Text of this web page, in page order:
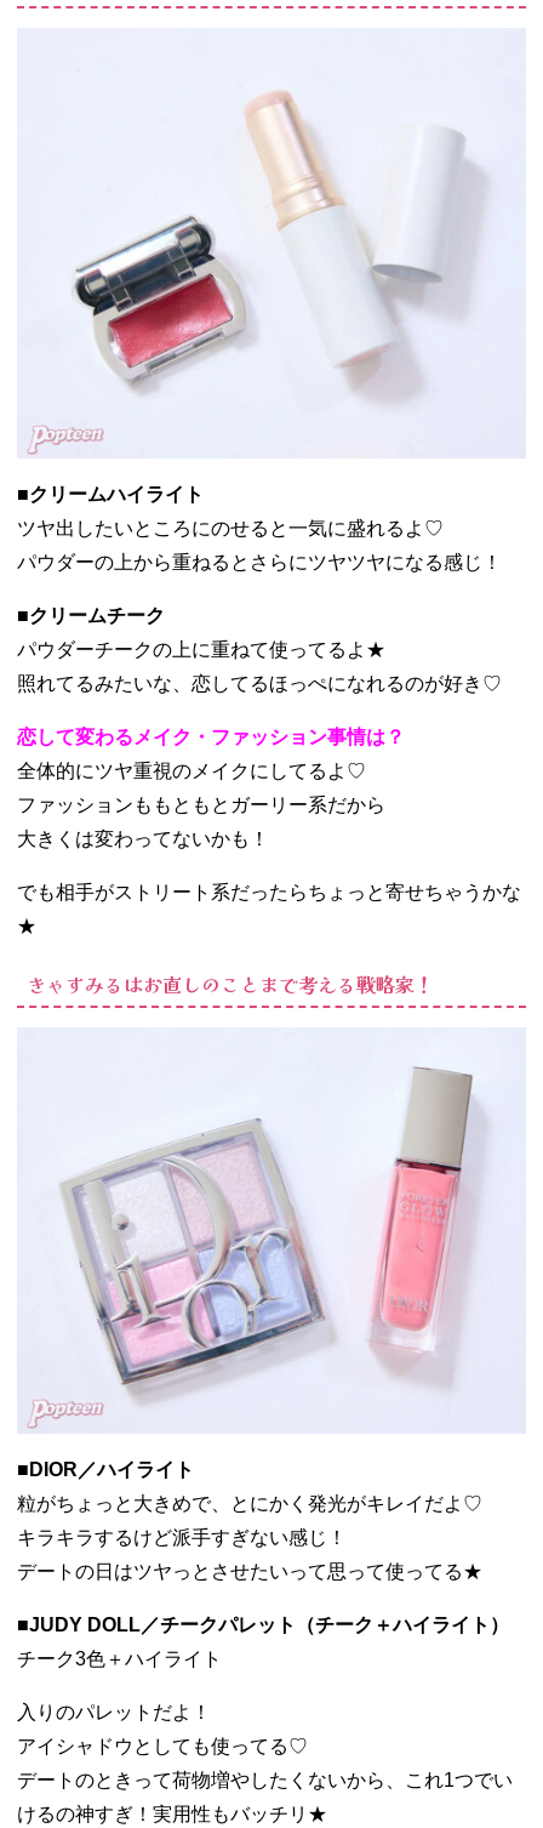
■クリームハイライト
ツヤ出したいところにのせると一気に盛れるよ♡
パウダーの上から重ねるとさらにツヤツヤになる感じ！
■クリームチーク
パウダーチークの上に重ねて使ってるよ★
照れてるみたいな、恋してるほっぺになれるのが好き♡
恋して変わるメイク・ファッション事情は？
全体的にツヤ重視のメイクにしてるよ♡
ファッションももともとガーリー系だから
大きくは変わってないかも！
でも相手がストリート系だったらちょっと寄せちゃうかな
★
きゃすみるはお直しのことまで考える戦略家！
■DIOR／ハイライト
粒がちょっと大きめで、とにかく発光がキレイだよ♡
キラキラするけど派手すぎない感じ！
デートの日はツヤっとさせたいって思って使ってる★
■JUDY DOLL／チークパレット（チーク＋ハイライト）
チーク3色＋ハイライト
入りのパレットだよ！
アイシャドウとしても使ってる♡
デートのときって荷物増やしたくないから、これ1つでい
けるの神すぎ！実用性もバッチリ★